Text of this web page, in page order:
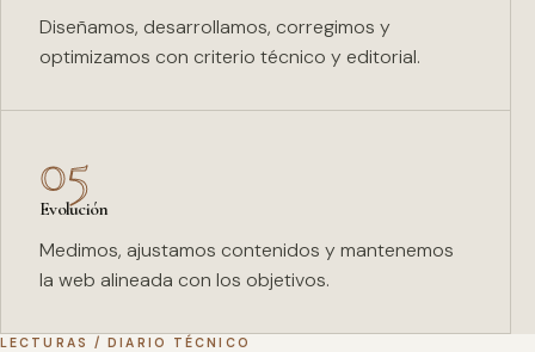
Diseñamos, desarrollamos, corregimos y
optimizamos con criterio técnico y editorial.
05
Evolución
Medimos, ajustamos contenidos y mantenemos
la web alineada con los objetivos.
LECTURAS / DIARIO TÉCNICO